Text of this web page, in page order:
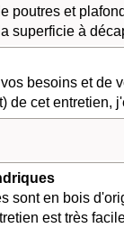
poutres et
superficie à
besoins et de
de cet entretien,
sont en bois
est très